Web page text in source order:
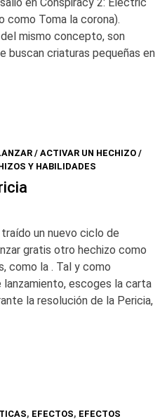
en Conspiracy 2: Electric
como Toma la corona).
mismo concepto, son
buscan criaturas pequeñas en
/ ACTIVAR UN HECHIZO /
Y HABILIDADES
un nuevo ciclo de
gratis otro hechizo como
como la . Tal y como
lanzamiento, escoges la carta
la resolución de la Pericia,
, EFECTOS, EFECTOS